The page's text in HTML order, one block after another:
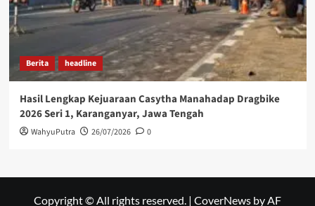
Berita headline
Hasil Lengkap Kejuaraan Casytha Manahadap Dragbike
2026 Seri 1, Karanganyar, Jawa Tengah
WahyuPutra 26/07/2026 0
Copyright © All rights reserved. | CoverNews by AF